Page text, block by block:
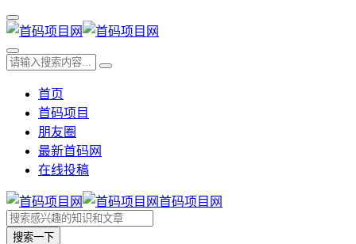
首页
首码项目
朋友圈
最新首码网
在线投稿
首码项目网
搜索一下